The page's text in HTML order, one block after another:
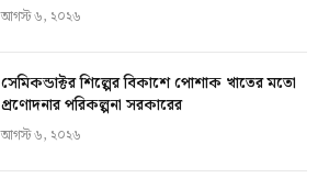
আগস্ট ৬, ২০২৬
সেমিকন্ডাক্টর শিল্পের বিকাশে পোশাক খাতের মতো
প্রণোদনার পরিকল্পনা সরকারের
আগস্ট ৬, ২০২৬